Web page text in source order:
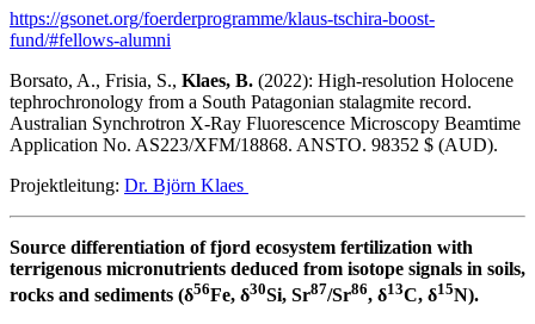
https://gsonet.org/foerderprogramme/klaus-tschira-boost-
fund/#fellows-alumni
Borsato, A., Frisia, S., Klaes, B. (2022): High-resolution Holocene
tephrochronology from a South Patagonian stalagmite record.
Australian Synchrotron X-Ray Fluorescence Microscopy Beamtime
Application No. AS223/XFM/18868. ANSTO. 98352 $ (AUD).
Projektleitung: Dr. Björn Klaes
Source differentiation of fjord ecosystem fertilization with
terrigenous micronutrients deduced from isotope signals in soils,
rocks and sediments (δ56Fe, δ30Si, Sr87/Sr86, δ13C, δ15N).